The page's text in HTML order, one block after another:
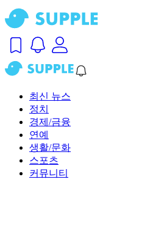
최신 뉴스
정치
경제/금융
연예
생활/문화
스포츠
커뮤니티